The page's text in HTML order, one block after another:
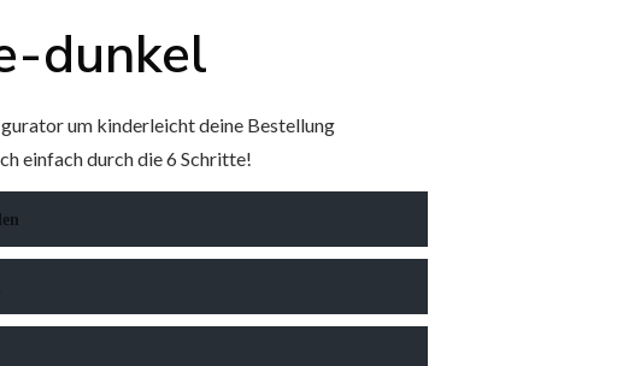
dunkel
um kinderleicht deine Bestellung
einfach durch die 6 Schritte!